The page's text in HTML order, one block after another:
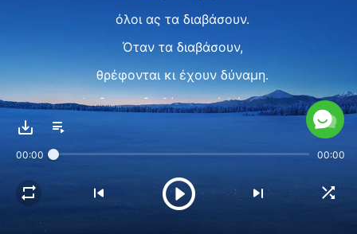
όλοι ας τα διαβάσουν.
Όταν τα διαβάσουν,
θρέφονται κι έχουν δύναμη.
Αν δεν τα διαβάσουν είν' άνευροι,
Αυτός είν’ ο Θεός κι ο λόγος Του
που κυριαρχεί στη γη.
Να ποια θα ’ναι
00:00 00:00